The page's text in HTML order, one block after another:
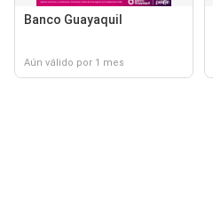
Banco Guayaquil
Aún válido por 1 mes